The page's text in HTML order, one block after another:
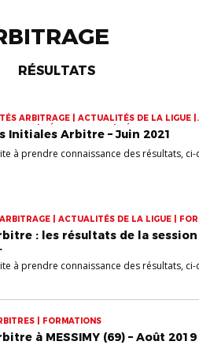
RÉSULTATS
ARBITRAGE | ACTUALITÉS DE LA LIGUE |
| RÉSULTATS FIA | RÉSULTATS
Initiales Arbitre – Juin 2021
à prendre connaissance des résultats,
| ACTUALITÉS DE LA LIGUE |
: les résultats de la session
à prendre connaissance des résultats,
| FORMATIONS
à MESSIMY (69) – Août 2019